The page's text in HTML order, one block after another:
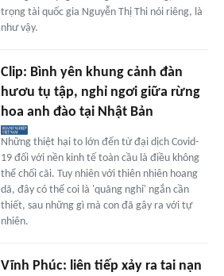
trọng tài quốc gia Nguyễn Thị Thi nói riêng, là
như vậy.
Clip: Bình yên khung cảnh đàn
hươu tụ tập, nghỉ ngơi giữa rừng
hoa anh đào tại Nhật Bản
Những thiệt hại to lớn đến từ đại dịch Covid-
19 đối với nền kinh tế toàn cầu là điều không
thể chối cãi. Tuy nhiên với thiên nhiên hoang
dã, đây có thể coi là 'quãng nghỉ' ngắn cần
thiết, sau những gì mà con đã gây ra với tự
nhiên.
Vĩnh Phúc: liên tiếp xảy ra tai nạn